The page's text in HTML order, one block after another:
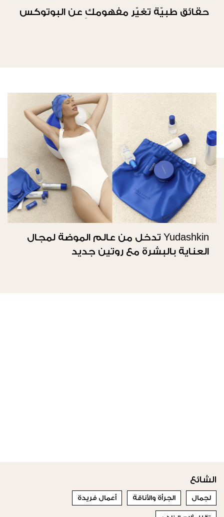
حقائق طبيّة تغيّر مفهومكِ عن البوتوكس
Yudashkin تدخل من عالم الموضة لمجال
العناية بالبشرة مع روتين جديد
الشائع
لجمال الجرأة والأناقة أعمال فريدة